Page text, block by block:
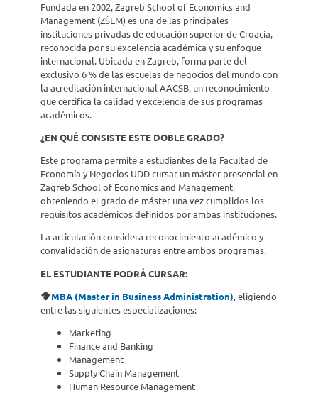
Fundada en 2002, Zagreb School of Economics and
Management (ZŠEM) es una de las principales
instituciones privadas de educación superior de Croacia,
reconocida por su excelencia académica y su enfoque
internacional. Ubicada en Zagreb, forma parte del
exclusivo 6 % de las escuelas de negocios del mundo con
la acreditación internacional AACSB, un reconocimiento
que certifica la calidad y excelencia de sus programas
académicos.
¿EN QUÉ CONSISTE ESTE DOBLE GRADO?
Este programa permite a estudiantes de la Facultad de
Economía y Negocios UDD cursar un máster presencial en
Zagreb School of Economics and Management,
obteniendo el grado de máster una vez cumplidos los
requisitos académicos definidos por ambas instituciones.
La articulación considera reconocimiento académico y
convalidación de asignaturas entre ambos programas.
EL ESTUDIANTE PODRÁ CURSAR:
MBA (Master in Business Administration), eligiendo
entre las siguientes especializaciones:
Marketing
Finance and Banking
Management
Supply Chain Management
Human Resource Management